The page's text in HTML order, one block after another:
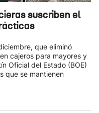
suscriben el
que eliminó
cajeros para mayores y
Oficial del Estado (BOE)
que se mantienen